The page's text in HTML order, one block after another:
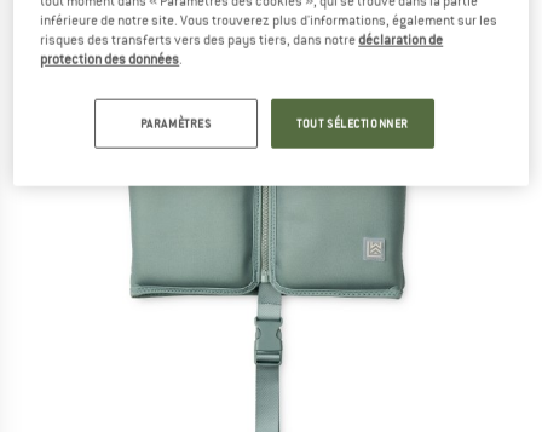
inférieure de notre site. Vous trouverez plus d'informations, également sur les
risques des transferts vers des pays tiers, dans notredéclaration de
protection des données.
PARAMÈTRES TOUT SÉLECTIONNER